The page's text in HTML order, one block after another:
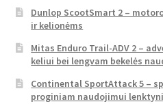
Dunlop ScootSmart 2 –
ir kelionėms
Mitas Enduro Trail-ADV 2 –
keliui bei lengvam bekelės
Continental SportAttack 5 –
proginiam naudojimui